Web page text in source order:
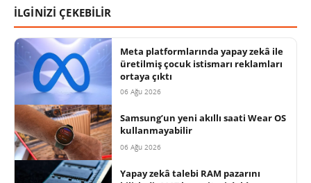
İLGİNİZİ ÇEKEBİLİR
Meta platformlarında yapay zekâ ile
üretilmiş çocuk istismarı reklamları
ortaya çıktı
06 Ağu 2026
Samsung’un yeni akıllı saati Wear OS
kullanmayabilir
06 Ağu 2026
Yapay zekâ talebi RAM pazarını